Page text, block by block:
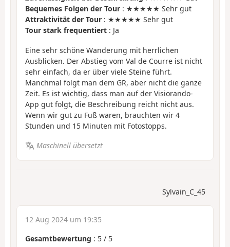
Bequemes Folgen der Tour : ★★★★★ Sehr gut
Attraktivität der Tour : ★★★★★ Sehr gut
Tour stark frequentiert : Ja
Eine sehr schöne Wanderung mit herrlichen
Ausblicken. Der Abstieg vom Val de Courre ist nicht
sehr einfach, da er über viele Steine führt.
Manchmal folgt man dem GR, aber nicht die ganze
Zeit. Es ist wichtig, dass man auf der Visiorando-
App gut folgt, die Beschreibung reicht nicht aus.
Wenn wir gut zu Fuß waren, brauchten wir 4
Stunden und 15 Minuten mit Fotostopps.
Maschinell übersetzt
Sylvain_C_45
12 Aug 2024 um 19:35
Gesamtbewertung : 5 / 5